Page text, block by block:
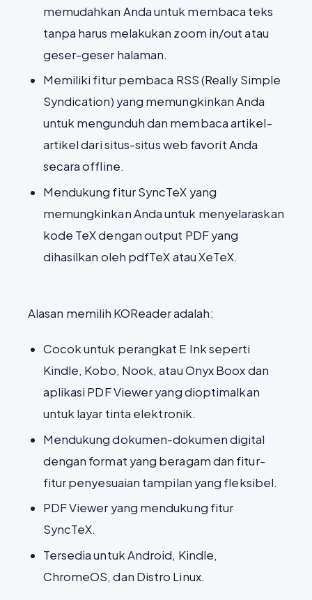
memudahkan Anda untuk membaca teks
tanpa harus melakukan zoom in/out atau
geser-geser halaman.
Memiliki fitur pembaca RSS (Really Simple
Syndication) yang memungkinkan Anda
untuk mengunduh dan membaca artikel-
artikel dari situs-situs web favorit Anda
secara offline.
Mendukung fitur SyncTeX yang
memungkinkan Anda untuk menyelaraskan
kode TeX dengan output PDF yang
dihasilkan oleh pdfTeX atau XeTeX.
Alasan memilih KOReader adalah:
Cocok untuk perangkat E Ink seperti
Kindle, Kobo, Nook, atau Onyx Boox dan
aplikasi PDF Viewer yang dioptimalkan
untuk layar tinta elektronik.
Mendukung dokumen-dokumen digital
dengan format yang beragam dan fitur-
fitur penyesuaian tampilan yang fleksibel.
PDF Viewer yang mendukung fitur
SyncTeX.
Tersedia untuk Android, Kindle,
ChromeOS, dan Distro Linux.